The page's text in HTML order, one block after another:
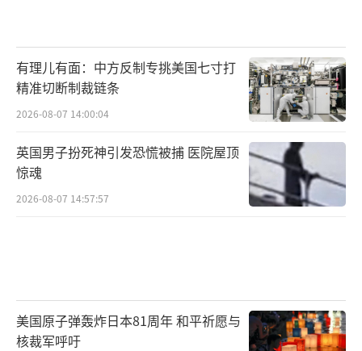
有理儿有面：中方反制专挑美国七寸打
精准切断制裁链条
2026-08-07 14:00:04
英国男子扮死神引发恐慌被捕 医院屋顶
惊魂
2026-08-07 14:57:57
美国原子弹轰炸日本81周年 和平祈愿与
核裁军呼吁